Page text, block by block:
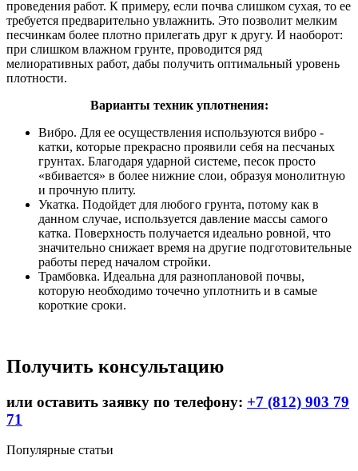
проведения работ. К примеру, если почва слишком сухая, то ее
требуется предварительно увлажнить. Это позволит мелким
песчинкам более плотно прилегать друг к другу. И наоборот:
при слишком влажном грунте, проводится ряд
мелиоративных работ, дабы получить оптимальный уровень
плотности.
Варианты техник уплотнения:
Вибро. Для ее осуществления используются вибро -
катки, которые прекрасно проявили себя на песчаных
грунтах. Благодаря ударной системе, песок просто
«вбивается» в более нижние слои, образуя монолитную
и прочную плиту.
Укатка. Подойдет для любого грунта, потому как в
данном случае, используется давление массы самого
катка. Поверхность получается идеально ровной, что
значительно снижает время на другие подготовительные
работы перед началом стройки.
Трамбовка. Идеальна для разноплановой почвы,
которую необходимо точечно уплотнить и в самые
короткие сроки.
Получить консультацию
или оставить заявку по телефону: +7 (812) 903 79
71
Популярные статьи